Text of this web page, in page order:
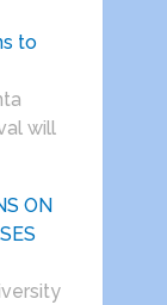
to
will
ON